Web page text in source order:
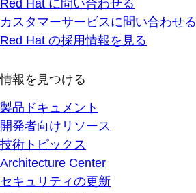
Red Hat に問い合わせる
カスタマーサービスに問い合わせる
Red Hat の採用情報を見る
情報を見つける
製品ドキュメント
開発者向けリソース
技術トピックス
Architecture Center
セキュリティの更新